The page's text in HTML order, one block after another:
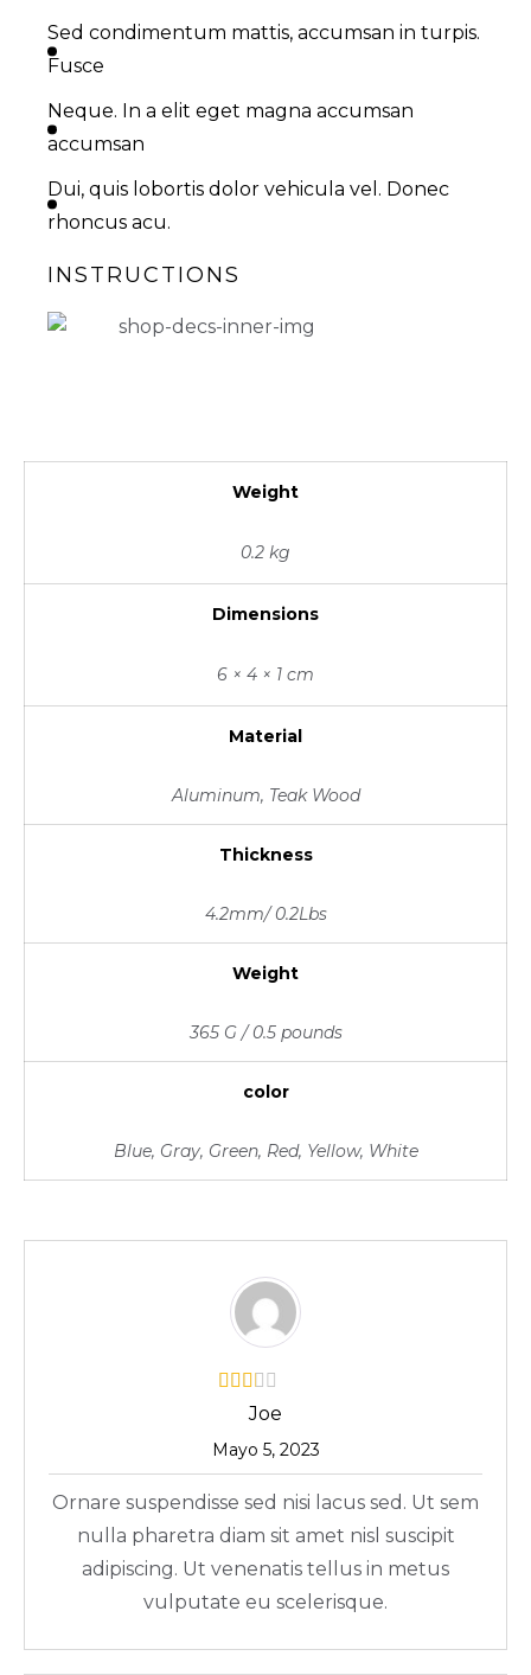
Sed condimentum mattis, accumsan in turpis.
Fusce
Neque. In a elit eget magna accumsan
accumsan
Dui, quis lobortis dolor vehicula vel. Donec
rhoncus acu.
INSTRUCTIONS
Weight
0.2 kg
Dimensions
6 × 4 × 1 cm
Material
Aluminum, Teak Wood
Thickness
4.2mm/ 0.2Lbs
Weight
365 G / 0.5 pounds
color
Blue, Gray, Green, Red, Yellow, White
Joe
Mayo 5, 2023
Ornare suspendisse sed nisi lacus sed. Ut sem
nulla pharetra diam sit amet nisl suscipit
adipiscing. Ut venenatis tellus in metus
vulputate eu scelerisque.